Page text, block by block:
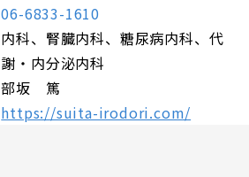
06-6833-1610
内科、腎臓内科、糖尿病内科、代
謝・内分泌内科
部坂 篤
https://suita-irodori.com/